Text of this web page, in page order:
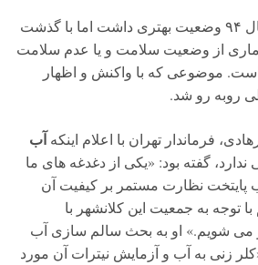
سلامت آب تهران در سال ۹۴ وضعیت بهتری داشت اما با گذشت
سال ۹۵ هنوز آماری از وضعیت سلامت و یا عدم سلامت
موضوعی که با واکنش و اظهار
روبه رو شد.
فرماندار تهران با اعلام اینکه آب
ندارد، گفته بود: «یکی از دغدغه های ما
پایتخت نظارت مستمر بر کیفیت آن
توجه به جمعیت این کلانشهر با
می شویم.» او به بحث سالم سازی آب
زنی به آب و آزمایش نیترات آن مورد